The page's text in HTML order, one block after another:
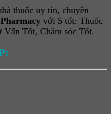
thuốc uy tín, chuyên
với 5 tốt: Thuốc
Tốt, Chăm sóc Tốt.